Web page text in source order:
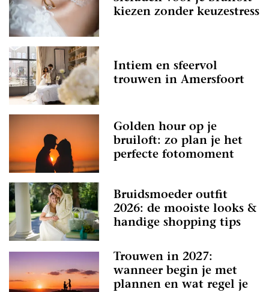
kiezen zonder keuzestress
Intiem en sfeervol
trouwen in Amersfoort
Golden hour op je
bruiloft: zo plan je het
perfecte fotomoment
Bruidsmoeder outfit
2026: de mooiste looks &
handige shopping tips
Trouwen in 2027:
wanneer begin je met
plannen en wat regel je